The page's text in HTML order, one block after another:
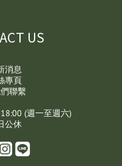
US
消息
專頁
聯繫
(週一至週六)
公休